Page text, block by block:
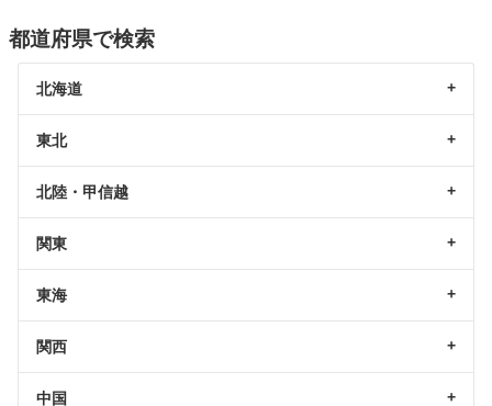
都道府県で検索
北海道
東北
北陸・甲信越
関東
東海
関西
中国